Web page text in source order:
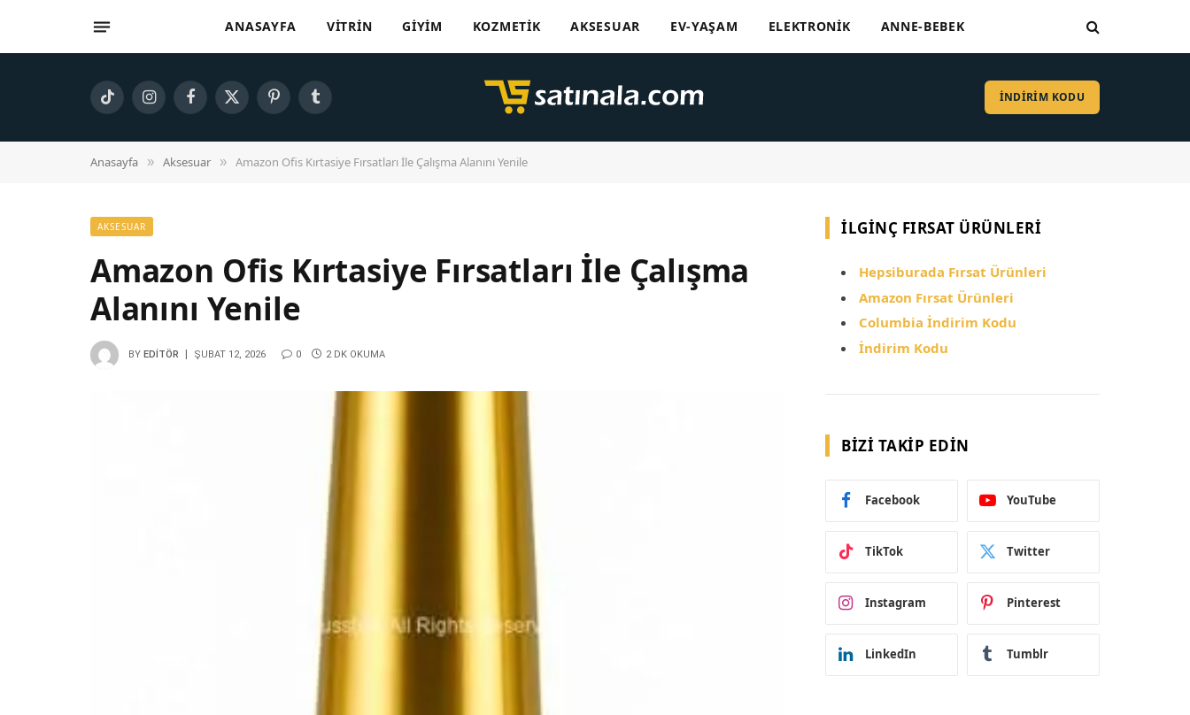
ANASAYFA VITRIN GIYIM KOZMETIK AKSESUAR EV-YAŞAM ELEKTRONIK ANNE-BEBEK
TikTok InstagramFacebook
X
PinterestTumblr İNDİRİM KODU
Anasayfa » Aksesuar » Amazon Ofis Kırtasiye Fırsatları İle Çalışma Alanını Yenile
AKSESUAR
Amazon Ofis Kırtasiye Fırsatları İle Çalışma
Alanını Yenile
BY EDITÖR ŞUBAT 12, 2026 0 2 DK OKUMA
İLGINÇ FIRSAT ÜRÜNLERI
Hepsiburada Fırsat Ürünleri
Amazon Fırsat Ürünleri
Columbia İndirim Kodu
İndirim Kodu
BIZI TAKIP EDIN
Facebook YouTube
TikTok Twitter
Instagram Pinterest
LinkedIn Tumblr